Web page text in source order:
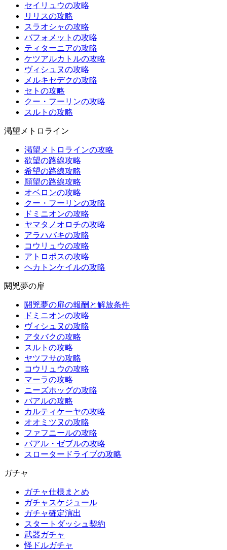
セイリュウの攻略
リリスの攻略
スラオシャの攻略
バフォメットの攻略
ティターニアの攻略
ケツアルカトルの攻略
ヴィシュヌの攻略
メルキセデクの攻略
セトの攻略
クー・フーリンの攻略
スルトの攻略
渇望メトロライン
渇望メトロラインの攻略
欲望の路線攻略
希望の路線攻略
願望の路線攻略
オベロンの攻略
クー・フーリンの攻略
ドミニオンの攻略
ヤマタノオロチの攻略
アラハバキの攻略
コウリュウの攻略
アトロポスの攻略
ヘカトンケイルの攻略
閼兇夢の扉
閼兇夢の扉の報酬と解放条件
ドミニオンの攻略
ヴィシュヌの攻略
アタバクの攻略
スルトの攻略
ヤツフサの攻略
コウリュウの攻略
マーラの攻略
ニーズホッグの攻略
バアルの攻略
カルティケーヤの攻略
オオミツヌの攻略
ファフニールの攻略
バアル・ゼブルの攻略
スロータードライブの攻略
ガチャ
ガチャ仕様まとめ
ガチャスケジュール
ガチャ確定演出
スタートダッシュ契約
武器ガチャ
怪ドルガチャ